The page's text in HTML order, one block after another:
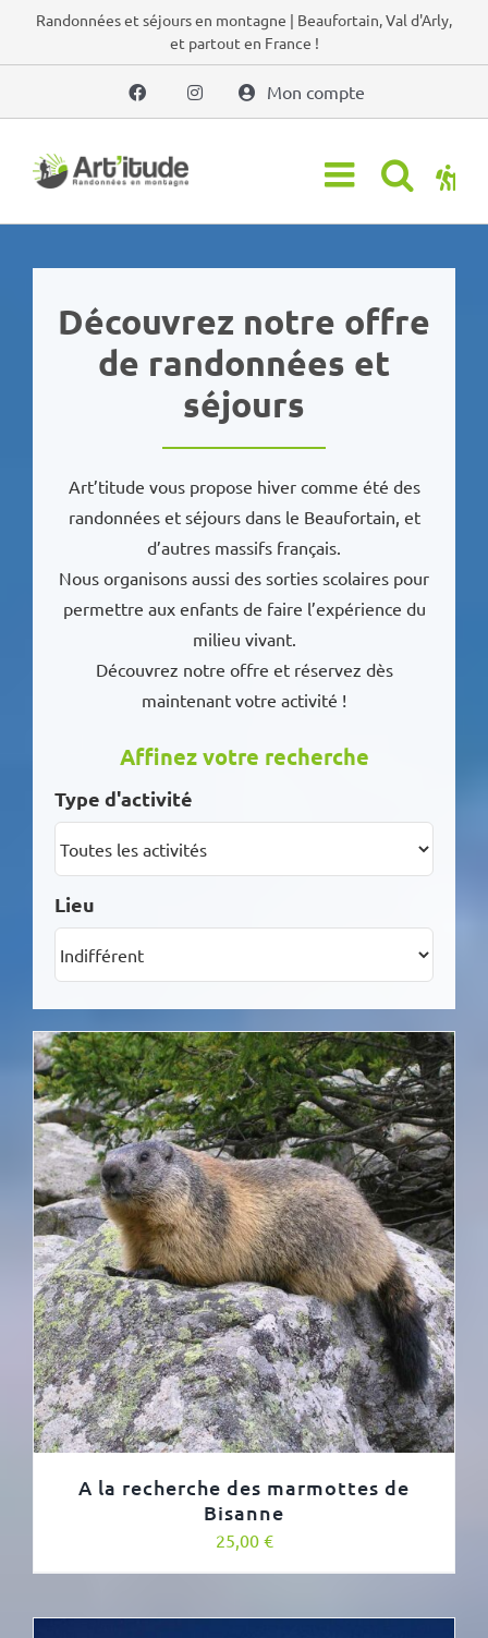
PasserRandonnées et séjours en montagne | Beaufortain, Val d'Arly,
et partout en France !
Mon compte
Découvrez notre offre
de randonnées et
séjours
Art’titude vous propose hiver comme été des
randonnées et séjours dans le Beaufortain, et
d’autres massifs français.
Nous organisons aussi des sorties scolaires pour
permettre aux enfants de faire l’expérience du
milieu vivant.
Découvrez notre offre et réservez dès
maintenant votre activité !
Affinez votre recherche
Type d'activité
Lieu
A la recherche des marmottes de
Bisanne
25,00 €